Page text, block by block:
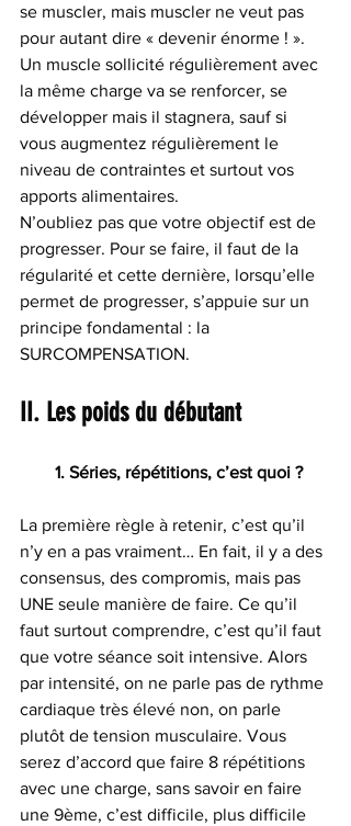
se muscler, mais muscler ne veut pas
pour autant dire « devenir énorme ! ».
Un muscle sollicité régulièrement avec
la même charge va se renforcer, se
développer mais il stagnera, sauf si
vous augmentez régulièrement le
niveau de contraintes et surtout vos
apports alimentaires.
N’oubliez pas que votre objectif est de
progresser. Pour se faire, il faut de la
régularité et cette dernière, lorsqu’elle
permet de progresser, s’appuie sur un
principe fondamental : la
SURCOMPENSATION.
II. Les poids du débutant
1. Séries, répétitions, c’est quoi ?
La première règle à retenir, c’est qu’il
n’y en a pas vraiment… En fait, il y a des
consensus, des compromis, mais pas
UNE seule manière de faire. Ce qu’il
faut surtout comprendre, c’est qu’il faut
que votre séance soit intensive. Alors
par intensité, on ne parle pas de rythme
cardiaque très élevé non, on parle
plutôt de tension musculaire. Vous
serez d’accord que faire 8 répétitions
avec une charge, sans savoir en faire
une 9ème, c’est difficile, plus difficile